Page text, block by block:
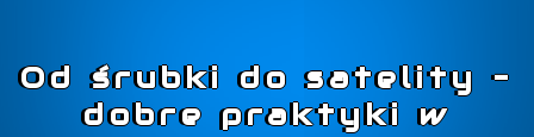
Od śrubki do satelity –
dobre praktyki w